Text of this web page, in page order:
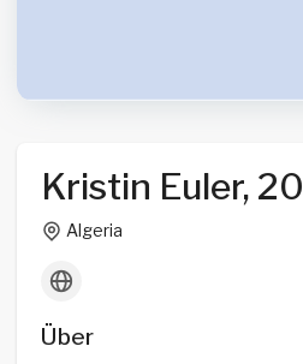
Kristin Euler, 20
Algeria
Über